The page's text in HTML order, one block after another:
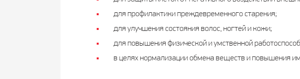
для профилактики преждевременного старения;
для улучшения состояния волос, ногтей и кожи;
для повышения физической и умственной
в целях нормализации обмена веществ и повышения